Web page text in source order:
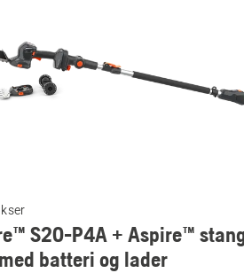
S20-P4A + Aspire™
batteri og lader